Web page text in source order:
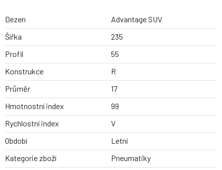
Dezen
Advantage SUV
Šířka
235
Profil
55
Konstrukce
R
Průměr
17
Hmotnostní index
99
Rychlostní index
V
Období
Letní
Kategorie zboží
Pneumatiky